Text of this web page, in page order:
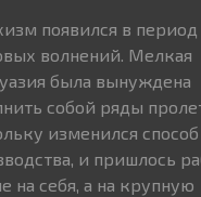
появился в период
волнений. Мелкая
была вынуждена
собой ряды
изменился способ
и пришлось
на себя, а на крупную